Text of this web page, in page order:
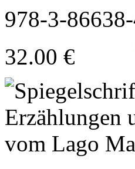
978-3-
32.00 €